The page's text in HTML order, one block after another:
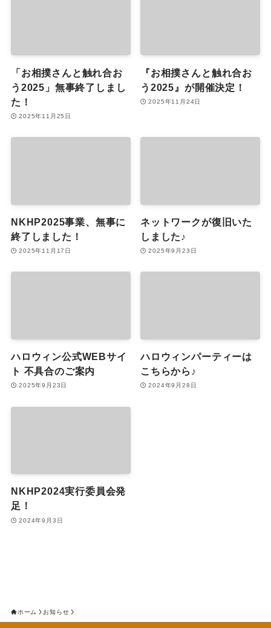
「お相撲さんと触れ合お
う2025」無事終了しまし
た！
2025年11月25日
『お相撲さんと触れ合お
う2025』が開催決定！
2025年11月24日
NKHP2025事業、無事に
終了しました！
2025年11月17日
ネットワークが復旧いた
しました♪
2025年9月23日
ハロウィン公式WEBサイ
ト 不具合のご案内
2025年9月23日
ハロウィンパーティーは
こちらから♪
2024年9月28日
NKHP2024実行委員会発
足！
2024年9月3日
ホーム お知らせ